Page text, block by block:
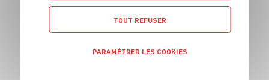
15 min
TOUT REFUSER
PARAMÉTRER LES COOKIES